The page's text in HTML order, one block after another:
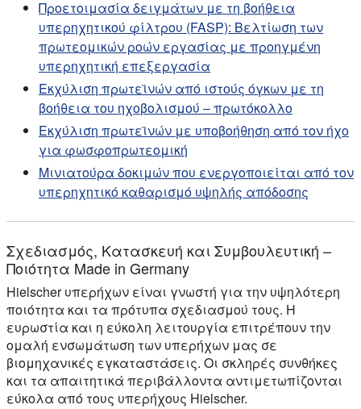
Προετοιμασία δειγμάτων με τη βοήθεια
υπερηχητικού φίλτρου (FASP): Βελτίωση των
πρωτεομικών ροών εργασίας με προηγμένη
υπερηχητική επεξεργασία
Εκχύλιση πρωτεϊνών από ιστούς όγκων με τη
βοήθεια του ηχοβολισμού – πρωτόκολλο
Εκχύλιση πρωτεϊνών με υποβοήθηση από τον ήχο
για φωσφοπρωτεομική
Μινιατούρα δοκιμών που ενεργοποιείται από τον
υπερηχητικό καθαρισμό υψηλής απόδοσης
Σχεδιασμός, Κατασκευή και Συμβουλευτική –
Ποιότητα Made in Germany
Hielscher υπερήχων είναι γνωστή για την υψηλότερη
ποιότητα και τα πρότυπα σχεδιασμού τους. Η
ευρωστία και η εύκολη λειτουργία επιτρέπουν την
ομαλή ενσωμάτωση των υπερήχων μας σε
βιομηχανικές εγκαταστάσεις. Οι σκληρές συνθήκες
και τα απαιτητικά περιβάλλοντα αντιμετωπίζονται
εύκολα από τους υπερήχους Hielscher.